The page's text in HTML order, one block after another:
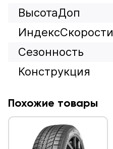
ВысотаДоп
ИндексСкорости
Сезонность
Конструкция
Похожие товары